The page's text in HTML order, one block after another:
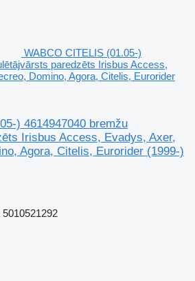
WABCO CITELIS (01.05-)
paredzēts Irisbus Access,
Domino, Agora, Citelis, Eurorider
) 4614947040 bremžu
Irisbus Access, Evadys, Axer,
Agora, Citelis, Eurorider (1999-)